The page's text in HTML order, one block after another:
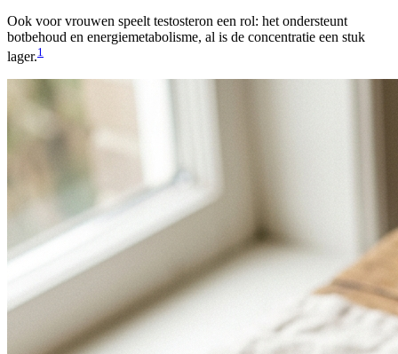
Ook voor vrouwen speelt testosteron een rol: het ondersteunt
botbehoud en energiemetabolisme, al is de concentratie een stuk
lager.1